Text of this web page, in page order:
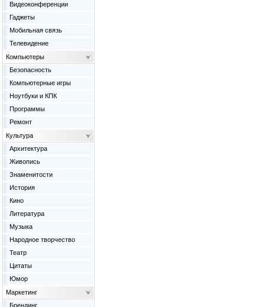
Видеоконференции
Гаджеты
Мобильная связь
Телевидение
Компьютеры
Безопасность
Компьютерные игры
Ноутбуки и КПК
Программы
Ремонт
Культура
Архитектура
Живопись
Знаменитости
История
Кино
Литература
Музыка
Народное творчество
Театр
Цитаты
Юмор
Маркетинг
Брендинг